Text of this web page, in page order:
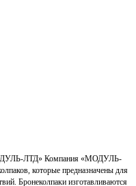
ЛТД» Компания «МОДУЛЬ-
которые предназначены для
Бронеколпаки изготавливаются